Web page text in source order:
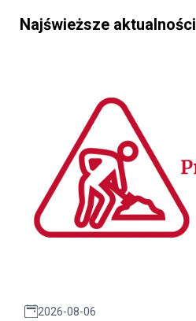
Najświeższe aktualności
2026-08-06